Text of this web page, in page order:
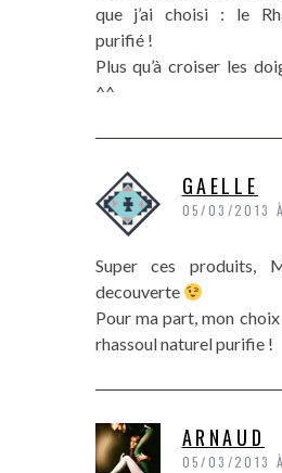
que j’ai choisi : le
purifié !
Plus qu’à croiser les
^^
GAELLE
05/03/2013
Super ces produits,
decouverte
Pour ma part, mon
rhassoul naturel purifie !
ARNAUD
05/03/2013